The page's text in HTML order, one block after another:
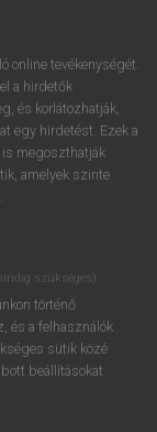
online tevékenységét.
a hirdetők
és korlátozhatják,
egy hirdetést. Ezek a
megoszthatják
amelyek szinte
szükséges)
történő
és a felhasználók
sütik közé
beállításokat